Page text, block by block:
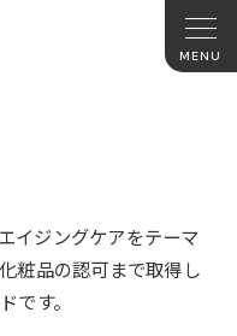
イジングケアをテーマ
粧品の認可まで取得し
です。